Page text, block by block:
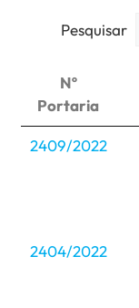
Pesquisar
Nº
Portaria
2409/2022
2404/2022